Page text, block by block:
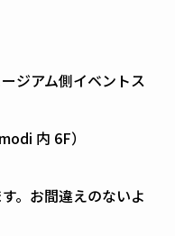
ジアム側イベントス
内 6F）
。お間違えのないよ